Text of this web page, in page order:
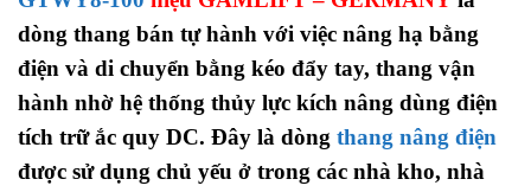
dòng thang bán tự hành với việc nâng hạ bằng
điện và di chuyển bằng kéo đẩy tay, thang vận
hành nhờ hệ thống thủy lực kích nâng dùng điện
tích trữ ắc quy DC. Đây là dòng thang nâng điện
được sử dụng chủ yếu ở trong các nhà kho, nhà